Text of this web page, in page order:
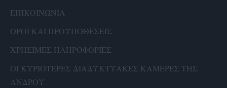
ΕΠΙΚΟΙΝΩΝΙΑ
ΟΡΟΙ ΚΑΙ ΠΡΟΫΠΟΘΕΣΕΙΣ
ΧΡΗΣΙΜΕΣ ΠΛΗΡΟΦΟΡΙΕΣ
ΟΙ ΚΥΡΙΟΤΕΡΕΣ ΔΙΑΔΥΚΤΥΑΚΕΣ ΚΑΜΕΡΕΣ ΤΗΣ
ΑΝΔΡΟΥ